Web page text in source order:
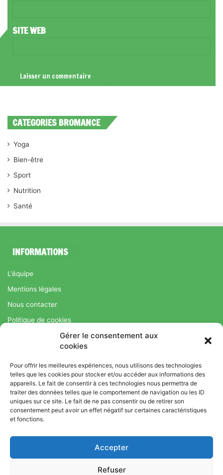
Gérer le consentement aux
cookies
Pour offrir les meilleures expériences, nous utilisons des technologies
telles que les cookies pour stocker et/ou accéder aux informations des
appareils. Le fait de consentir à ces technologies nous permettra de
traiter des données telles que le comportement de navigation ou les ID
uniques sur ce site. Le fait de ne pas consentir ou de retirer son
consentement peut avoir un effet négatif sur certaines caractéristiques
et fonctions.
Accepter
Refuser
SITE WEB
CATEGORIES BROMANCE
Yoga
Bien-être
Sport
Nutrition
Santé
INFORMATIONS
L’équipe
Mentions légales
Nous contacter
Politique de cookies
Régime Savoir Maigrir.fr : La méthode Jean-Michel Cohen pour
une perte de poids durable
© Copyright 2026, Tous droits réservés |Bromance
Bien-Être : Yoga, Bien-être, Nutrition et Sport
L’équipe
Régime Savoir Maigrir.fr : La méthode Jean-Michel Cohen pour
une perte de poids durable